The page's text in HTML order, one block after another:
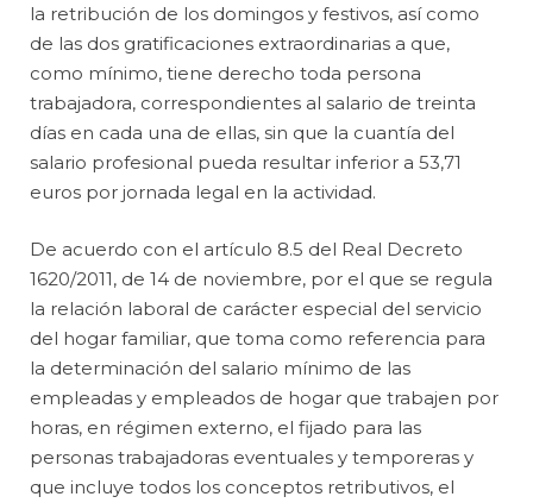
la retribución de los domingos y festivos, así como
de las dos gratificaciones extraordinarias a que,
como mínimo, tiene derecho toda persona
trabajadora, correspondientes al salario de treinta
días en cada una de ellas, sin que la cuantía del
salario profesional pueda resultar inferior a 53,71
euros por jornada legal en la actividad.
De acuerdo con el artículo 8.5 del Real Decreto
1620/2011, de 14 de noviembre, por el que se regula
la relación laboral de carácter especial del servicio
del hogar familiar, que toma como referencia para
la determinación del salario mínimo de las
empleadas y empleados de hogar que trabajen por
horas, en régimen externo, el fijado para las
personas trabajadoras eventuales y temporeras y
que incluye todos los conceptos retributivos, el